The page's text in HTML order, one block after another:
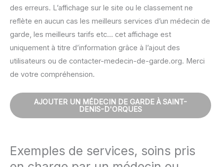
des erreurs. L’affichage sur le site ou le classement ne
reflète en aucun cas les meilleurs services d’un médecin de
garde, les meilleurs tarifs etc… cet affichage est
uniquement à titre d’information grâce à l’ajout des
utilisateurs ou de contacter-medecin-de-garde.org. Merci
de votre compréhension.
AJOUTER UN MÉDECIN DE GARDE À SAINT-
DENIS-D'ORQUES
Exemples de services, soins pris